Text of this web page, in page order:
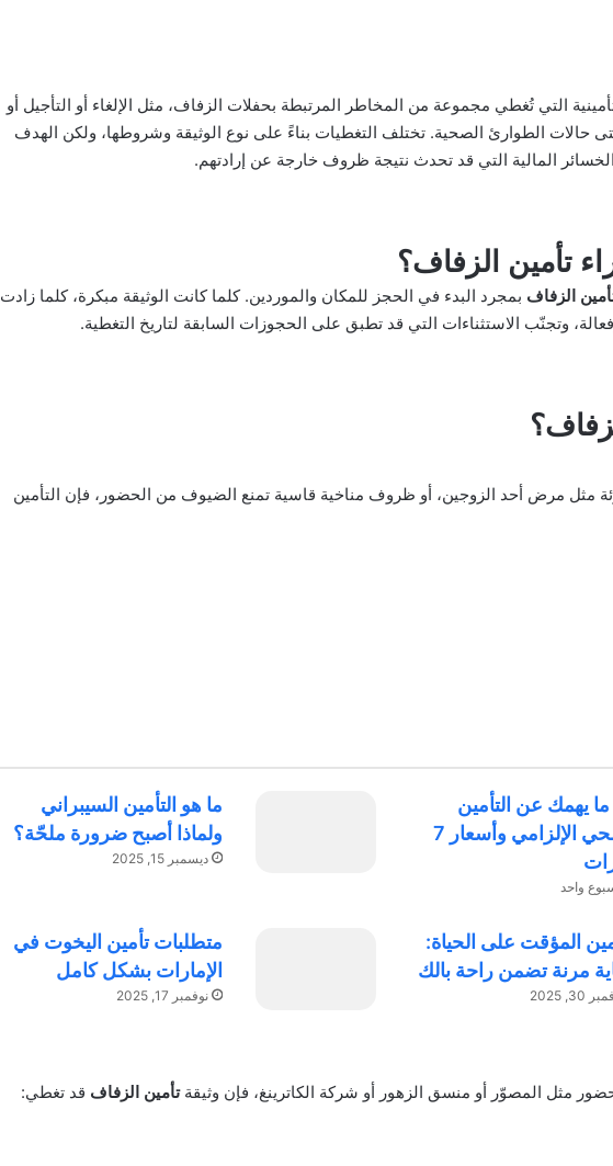
التي تُغطي مجموعة من المخاطر المرتبطة بحفلات الزفاف، مثل الإلغاء أو التأجيل أو
حالات الطوارئ الصحية. تختلف التغطيات بناءً على نوع الوثيقة وشروطها، ولكن الهدف
المالية التي قد تحدث نتيجة ظروف خارجة عن إرادتهم.
تأمين الزفاف؟
الزفاف بمجرد البدء في الحجز للمكان والموردين. كلما كانت الوثيقة مبكرة، كلما زادت
وتجنّب الاستثناءات التي قد تطبق على الحجوزات السابقة لتاريخ التغطية.
مثل مرض أحد الزوجين، أو ظروف مناخية قاسية تمنع الضيوف من الحضور، فإن التأمين
يهمك عن التأمين
الصحي الإلزامي وأسعار 7
واحد
ما هو التأمين السيبراني
ولماذا أصبح ضرورة ملحّة؟
ديسمبر 15, 2025
المؤقت على الحياة:
مرنة تضمن راحة بالك
30, 2025
متطلبات تأمين اليخوت في
الإمارات بشكل كامل
نوفمبر 17, 2025
مثل المصوّر أو منسق الزهور أو شركة الكاترينغ، فإن وثيقةتأمين الزفاف قد تغطي: